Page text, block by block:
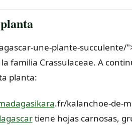
une-plante-succulente/
familia Crassulaceae. A
planta:
.fr/kalanchoe-de-
tiene hojas carnosas,